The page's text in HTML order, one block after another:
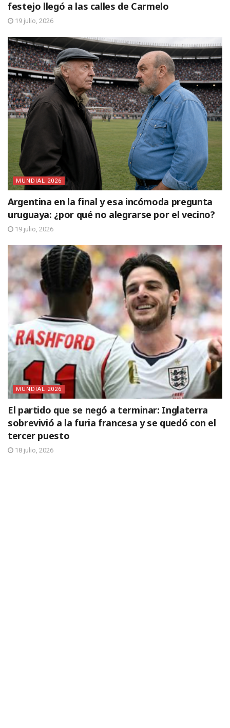
festejo llegó a las calles de Carmelo
19 julio, 2026
MUNDIAL 2026
Argentina en la final y esa incómoda pregunta
uruguaya: ¿por qué no alegrarse por el vecino?
19 julio, 2026
MUNDIAL 2026
El partido que se negó a terminar: Inglaterra
sobrevivió a la furia francesa y se quedó con el
tercer puesto
18 julio, 2026